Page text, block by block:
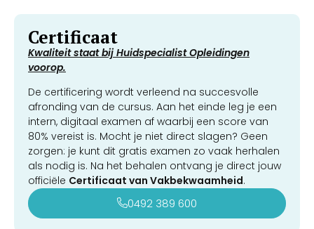
Certificaat
Kwaliteit staat bij Huidspecialist Opleidingen
voorop.
De certificering wordt verleend na succesvolle
afronding van de cursus. Aan het einde leg je een
intern, digitaal examen af waarbij een score van
80% vereist is. Mocht je niet direct slagen? Geen
zorgen: je kunt dit gratis examen zo vaak herhalen
als nodig is. Na het behalen ontvang je direct jouw
officiële Certificaat van Vakbekwaamheid.
0492 389 600